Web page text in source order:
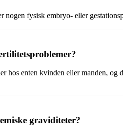
fysisk embryo- eller
hos enten kvinden eller manden,
graviditeter?